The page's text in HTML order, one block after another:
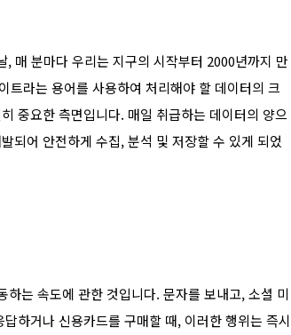
매 분마다 우리는 지구의 시작부터 2000년까지 만
트라는 용어를 사용하여 처리해야 할 데이터의 크
중요한 측면입니다. 매일 취급하는 데이터의 양으
되어 안전하게 수집, 분석 및 저장할 수 있게 되었
는 속도에 관한 것입니다. 문자를 보내고, 소셜 미
하거나 신용카드를 구매할 때, 이러한 행위는 즉시